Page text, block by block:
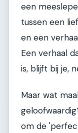
een
tussen een
en een
Een verhaal
is, blijft bij je,
Maar wat
om de